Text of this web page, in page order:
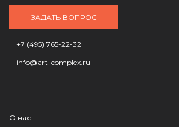
ЗАДАТЬ ВОПРОС
+7 (495) 765-22-32
info@art-complex.ru
О нас